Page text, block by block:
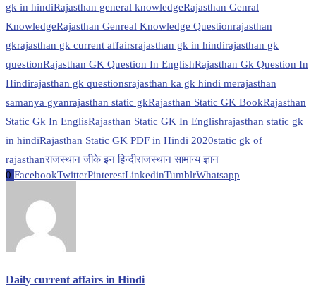
gk in hindiRajasthan general knowledgeRajasthan Genral
KnowledgeRajasthan Genreal Knowledge Questionrajasthan
gkrajasthan gk current affairsrajasthan gk in hindirajasthan gk
questionRajasthan GK Question In EnglishRajasthan Gk Question In
Hindirajasthan gk questionsrajasthan ka gk hindi merajasthan
samanya gyanrajasthan static gkRajasthan Static GK BookRajasthan
Static Gk In EnglisRajasthan Static GK In Englishrajasthan static gk
in hindiRajasthan Static GK PDF in Hindi 2020static gk of
rajasthanराजस्थान जीके इन हिन्दीराजस्थान सामान्य ज्ञान
0 FacebookTwitterPinterestLinkedinTumblrWhatsapp
Daily current affairs in Hindi